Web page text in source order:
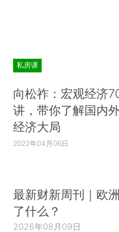
私房课
向松祚：宏观经济
讲，带你了解国内
经济大局
2022年04月06日
最新财新周刊｜欧
了什么？
2026年08月09日